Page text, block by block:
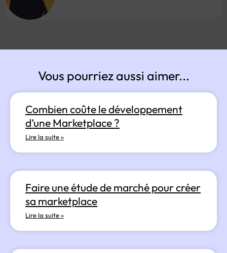
Vous pourriez aussi aimer...
Combien coûte le développement
d’une Marketplace ?
Lire la suite »
Faire une étude de marché pour créer
sa marketplace
Lire la suite »